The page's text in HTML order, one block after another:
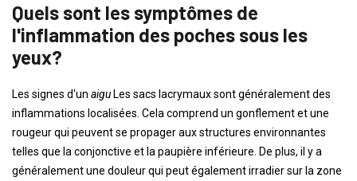
Quels sont les symptômes de
l'inflammation des poches sous les
yeux?
Les signes d'un aigu Les sacs lacrymaux sont généralement des
inflammations localisées. Cela comprend un gonflement et une
rougeur qui peuvent se propager aux structures environnantes
telles que la conjonctive et la paupière inférieure. De plus, il y a
généralement une douleur qui peut également irradier sur la zone